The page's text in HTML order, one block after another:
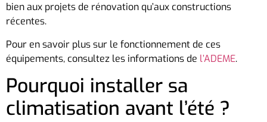
bien aux projets de rénovation qu’aux constructions
récentes.
Pour en savoir plus sur le fonctionnement de ces
équipements, consultez les informations de l’ADEME.
Pourquoi installer sa
climatisation avant l’été ?